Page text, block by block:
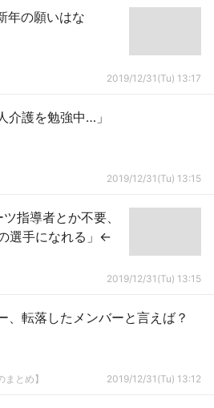
年の願いはな
2019/12/31(Tu) 13:17
介護を勉強中…」
2019/12/31(Tu) 13:15
指導者とか不要、
選手になれる」←
2019/12/31(Tu) 13:15
、転落したメンバーと言えば？
とめ】 2019/12/31(Tu) 13:12